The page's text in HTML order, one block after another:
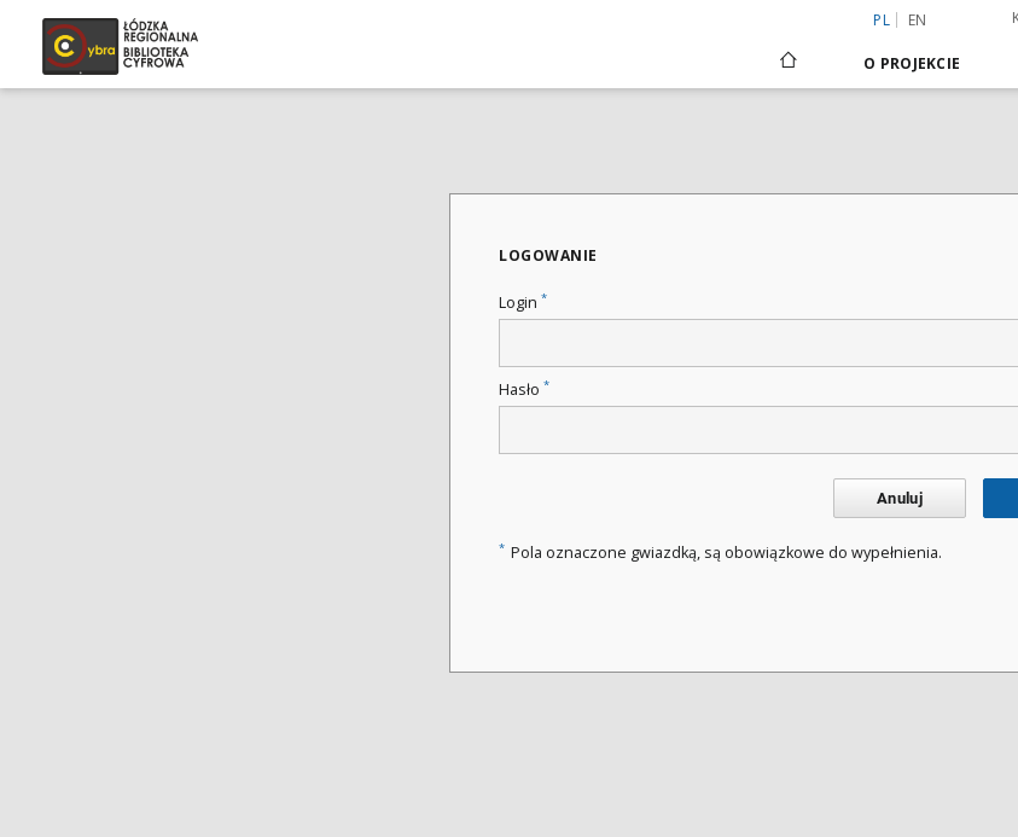
PL EN
O PROJEKCIE
LOGOWANIE
Login *
Hasło *
Anuluj
* Pola oznaczone gwiazdką, są obowiązkowe do wypełnienia.